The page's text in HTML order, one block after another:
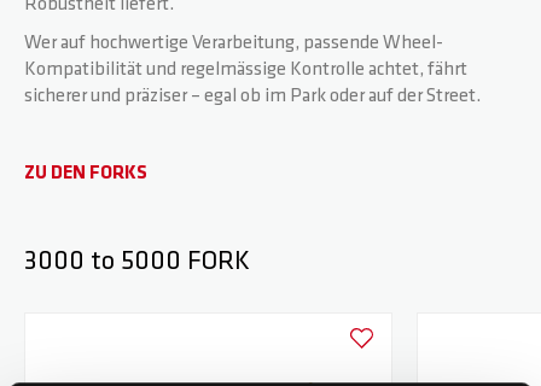
Robustheit liefert.
Wer auf hochwertige Verarbeitung, passende Wheel-
Kompatibilität und regelmässige Kontrolle achtet, fährt
sicherer und präziser – egal ob im Park oder auf der Street.
ZU DEN FORKS
3000 to 5000 FORK
Zur Wunschliste hinzufügen